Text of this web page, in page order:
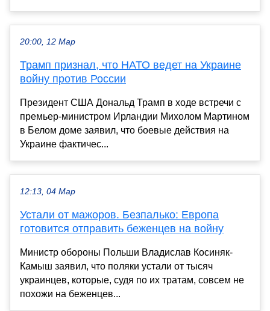
20:00, 12 Мар
Трамп признал, что НАТО ведет на Украине
войну против России
Президент США Дональд Трамп в ходе встречи с
премьер-министром Ирландии Михолом Мартином
в Белом доме заявил, что боевые действия на
Украине фактичес...
12:13, 04 Мар
Устали от мажоров. Безпалько: Европа
готовится отправить беженцев на войну
Министр обороны Польши Владислав Косиняк-
Камыш заявил, что поляки устали от тысяч
украинцев, которые, судя по их тратам, совсем не
похожи на беженцев...